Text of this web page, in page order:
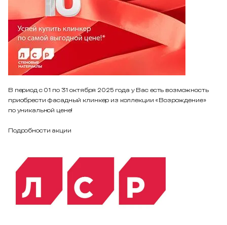
В период с 01 по 31 октября 2025 года у Вас есть возможность
приобрести фасадный клинкер из коллекции «Возрождение»
по уникальной цене!
Подробности акции